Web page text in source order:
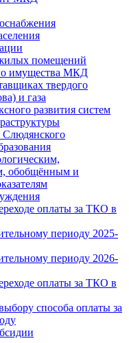
помещений
имущества МКД
твердого
и газа
развития систем
обобщённым и
оплаты за ТКО в
периоду 2025-
периоду 2026-
оплаты за ТКО в
способа оплаты за